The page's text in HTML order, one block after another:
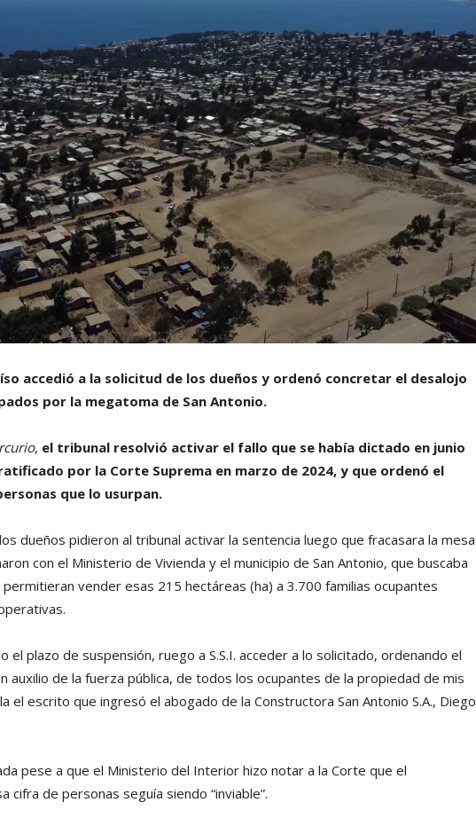
accedió a la solicitud de los dueños y ordenó concretar el desalojo
por la megatoma de San Antonio.
, el tribunal resolvió activar el fallo que se había dictado en junio
por la Corte Suprema en marzo de 2024, y que ordenó el
que lo usurpan.
dueños pidieron al tribunal activar la sentencia luego que fracasara la mesa
con el Ministerio de Vivienda y el municipio de San Antonio, que buscaba
vender esas 215 hectáreas (ha) a 3.700 familias ocupantes
el plazo de suspensión, ruego a S.S.I. acceder a lo solicitado, ordenando el
auxilio de la fuerza pública, de todos los ocupantes de la propiedad de mis
el escrito que ingresó el abogado de la Constructora San Antonio S.A., Diego
pese a que el Ministerio del Interior hizo notar a la Corte que el
cifra de personas seguía siendo “inviable”.